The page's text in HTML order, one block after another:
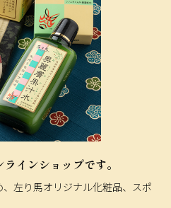
インショップです。
左り馬オリジナル化粧品、スポ